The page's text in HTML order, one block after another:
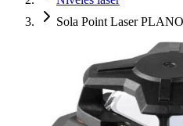
Sola Point Laser